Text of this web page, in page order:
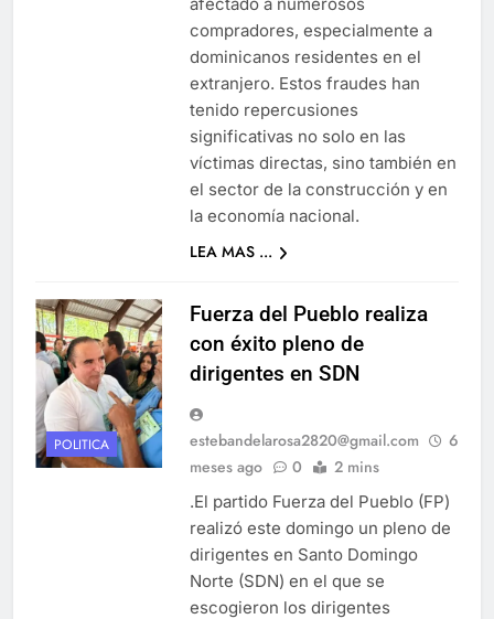
compradores, especialmente a
dominicanos residentes en el
extranjero. Estos fraudes han
tenido repercusiones
significativas no solo en las
víctimas directas, sino también en
el sector de la construcción y en
la economía nacional.
LEA MAS ...
POLITICA
Fuerza del Pueblo realiza
con éxito pleno de
dirigentes en SDN
estebandelarosa2820@gmail.com
6
meses ago
0 2 mins
.El partido Fuerza del Pueblo (FP)
realizó este domingo un pleno de
dirigentes en Santo Domingo
Norte (SDN) en el que se
escogieron los dirigentes